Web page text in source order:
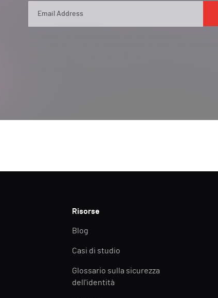
Risorse
Blog
Casi di studio
Glossario sulla sicurezza
dell'identità